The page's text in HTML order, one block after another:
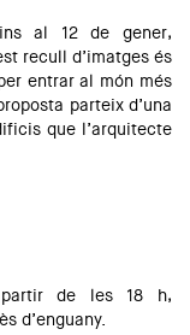
al 12 de gener,
recull d’imatges és
entrar al món més
parteix d’una
que l’arquitecte
partir de les 18 h,
d’enguany.